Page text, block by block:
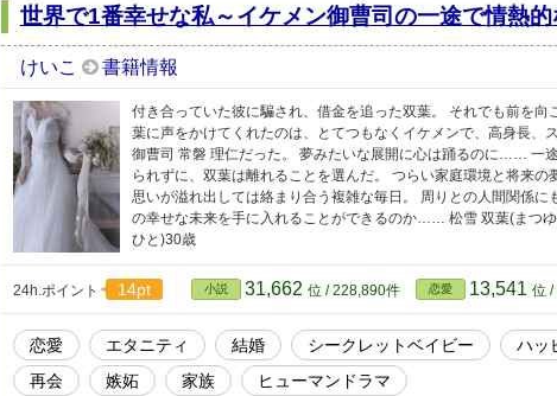
世界で1番幸せな私～イケメン御曹司の一途で情熱
けいこ 書籍情報
付き合っていた彼に騙され、借金を追った双葉。 それでも前を向
葉に声をかけてくれたのは、とてつもなくイケメンで、高身長
御曹司 常磐 理仁だった。 夢みたいな展開に心は踊るのに…… 一
られずに、双葉は離れることを選んだ。 つらい家庭環境と将来
思いが溢れ出しては絡まり合う複雑な毎日。 周りとの人間関係に
の幸せな未来を手に入れることができるのか…… 松雪 双葉(まつ
ひと)30歳
24h.ポイント 14pt 小説 31,662 位 / 228,890件 恋愛 13,541 位
恋愛 エタニティ 結婚 シークレットベイビー ハッ
再会
嫉妬 家族 ヒューマンドラマ